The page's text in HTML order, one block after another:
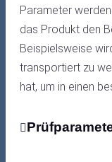
Parameter
das Produkt den
Beispielsweise
transportiert zu
hat, um in einen